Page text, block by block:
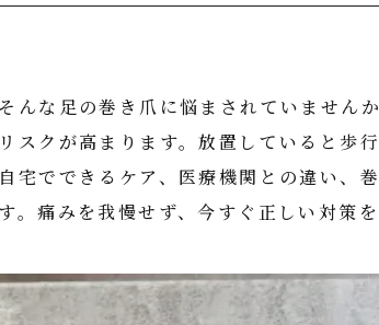
んな足の巻き爪に悩まされていません
スクが高まります。放置していると歩
宅でできるケア、医療機関との違い、
痛みを我慢せず、今すぐ正しい対策を